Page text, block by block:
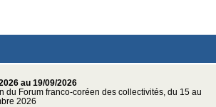
au 19/09/2026
du Forum franco-coréen des collectivités, du 15 au
2026